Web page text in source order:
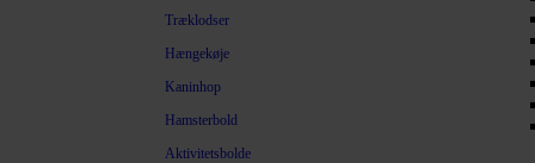
Træklodser
Hængekøje
Kaninhop
Hamsterbold
Aktivitetsbolde